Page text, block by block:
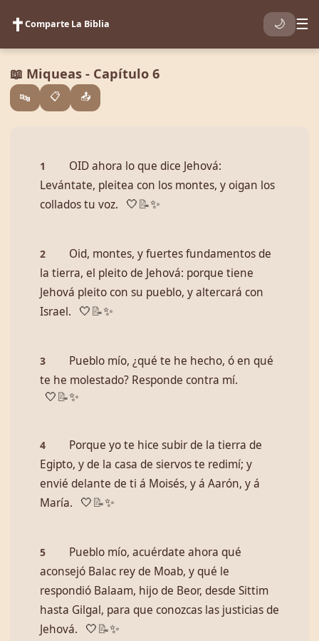
✝️Comparte La Biblia 🌙 ☰
📖 Miqueas - Capítulo 6
🔤 📋 📤
1
OID ahora lo que dice Jehová:
Levántate, pleitea con los montes, y oigan los
collados tu voz.
🤍 📝✨
2
Oid, montes, y fuertes fundamentos de
la tierra, el pleito de Jehová: porque tiene
Jehová pleito con su pueblo, y altercará con
Israel.
🤍 📝✨
3
Pueblo mío, ¿qué te he hecho, ó en qué
te he molestado? Responde contra mí.
🤍 📝✨
4
Porque yo te hice subir de la tierra de
Egipto, y de la casa de siervos te redimí; y
envié delante de ti á Moisés, y á Aarón, y á
María.
🤍 📝✨
5
Pueblo mío, acuérdate ahora qué
aconsejó Balac rey de Moab, y qué le
respondió Balaam, hijo de Beor, desde Sittim
hasta Gilgal, para que conozcas las justicias de
Jehová.
🤍 📝✨